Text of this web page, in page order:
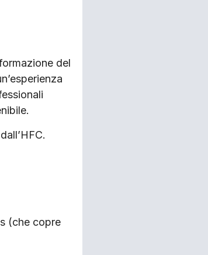
del
(che copre